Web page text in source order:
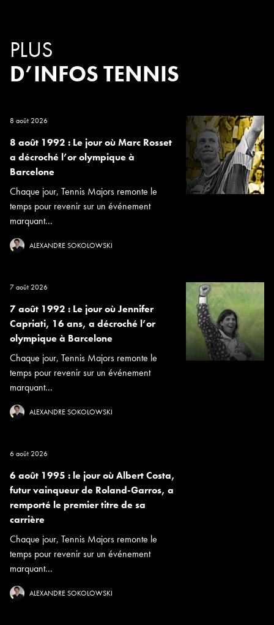
PLUS
D’INFOS TENNIS
8 août 2026
8 août 1992 : Le jour où Marc Rosset
a décroché l’or olympique à
Barcelone
Chaque jour, Tennis Majors remonte le
temps pour revenir sur un événement
marquant...
ALEXANDRE SOKOLOWSKI
7 août 2026
7 août 1992 : Le jour où Jennifer
Capriati, 16 ans, a décroché l’or
olympique à Barcelone
Chaque jour, Tennis Majors remonte le
temps pour revenir sur un événement
marquant...
ALEXANDRE SOKOLOWSKI
6 août 2026
6 août 1995 : le jour où Albert Costa,
futur vainqueur de Roland-Garros, a
remporté le premier titre de sa
carrière
Chaque jour, Tennis Majors remonte le
temps pour revenir sur un événement
marquant...
ALEXANDRE SOKOLOWSKI